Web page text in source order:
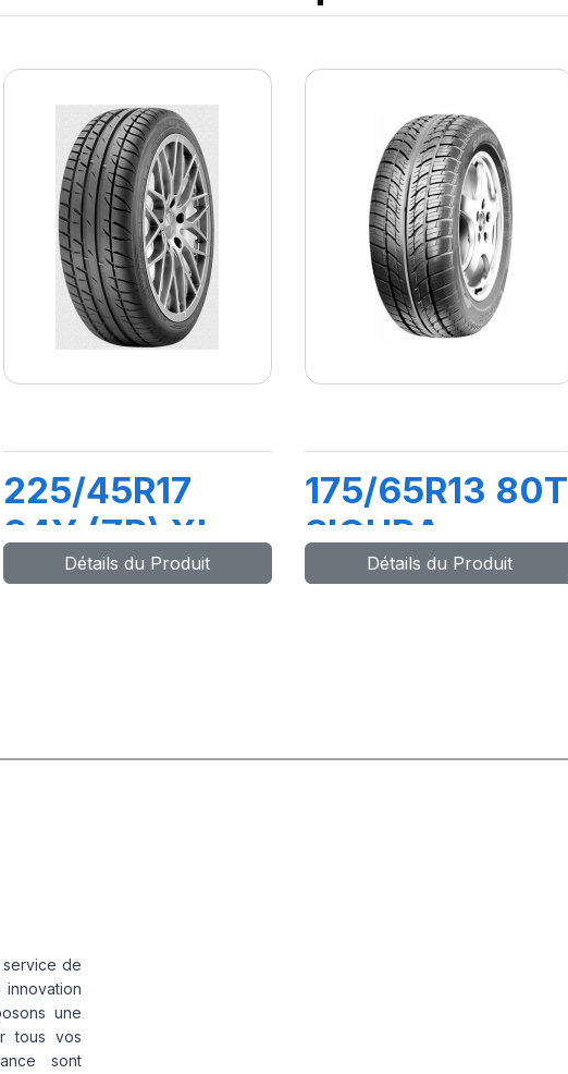
225/45R17
94Y (ZR) XL
ULTRA HIGH
Détails du Produit
175/65R13 80T
SIGURA
Détails du Produit
service de
innovation
une
tous vos
sont